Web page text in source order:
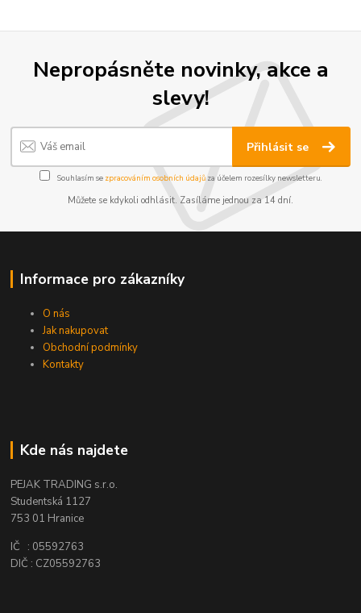
Nepropásněte novinky, akce a
slevy!
Přihlásit se
Souhlasím se zpracováním osobních údajůza účelem rozesílky newsletteru.
Můžete se kdykoli odhlásit. Zasíláme jednou za 14 dní.
Informace pro zákazníky
O nás
Jak nakupovat
Obchodní podmínky
Kontakty
Kde nás najdete
PEJAK TRADING s.r.o.
Studentská 1127
753 01 Hranice
IČ : 05592763
DIČ : CZ05592763